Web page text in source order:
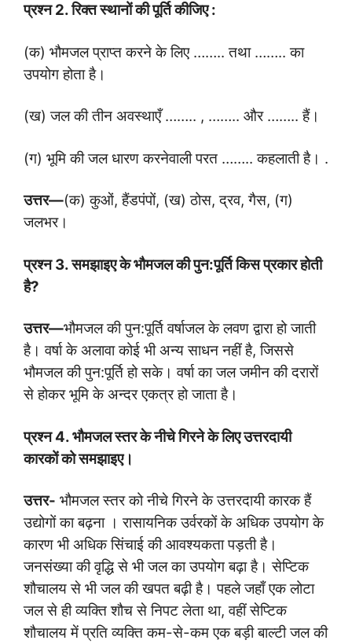
प्रश्न2.रिक्त स्थानों की पूर्ति कीजिए :
(क) भौमजल प्राप्त करने के लिए …….. तथा …….. का
उपयोग होता है।
(ख) जल की तीन अवस्थाएँ …….. , …….. और …….. हैं।
(ग) भूमि की जल धारण करनेवाली परत …….. कहलाती है। .
उत्तर—(क) कुओं, हैंडपंपों, (ख) ठोस, द्रव, गैस, (ग)
जलभर।
प्रश्न3.समझाइए के भौमजल की पुन:पूर्ति किस प्रकार होती
है?
उत्तर—भौमजल की पुन:पूर्ति वर्षाजल के लवण द्वारा हो जाती
है। वर्षा के अलावा कोई भी अन्य साधन नहीं है, जिससे
भौमजल की पुन:पूर्ति हो सके। वर्षा का जल जमीन की दरारों
से होकर भूमि के अन्दर एकत्र हो जाता है।
प्रश्न4.भौमजल स्तर के नीचे गिरने के लिए उत्तरदायी
कारकों को समझाइए।
उत्तर- भौमजल स्तर को नीचे गिरने के उत्तरदायी कारक हैं
उद्योगों का बढ़ना । रासायनिक उर्वरकों के अधिक उपयोग के
कारण भी अधिक सिंचाई की आवश्यकता पड़ती है।
जनसंख्या की वृद्धि से भी जल का उपयोग बढ़ा है। सेप्टिक
शौचालय से भी जल की खपत बढ़ी है। पहले जहाँ एक लोटा
जल से ही व्यक्ति शौच से निपट लेता था, वहीं सेप्टिक
शौचालय में प्रति व्यक्ति कम-से-कम एक बड़ी बाल्टी जल की